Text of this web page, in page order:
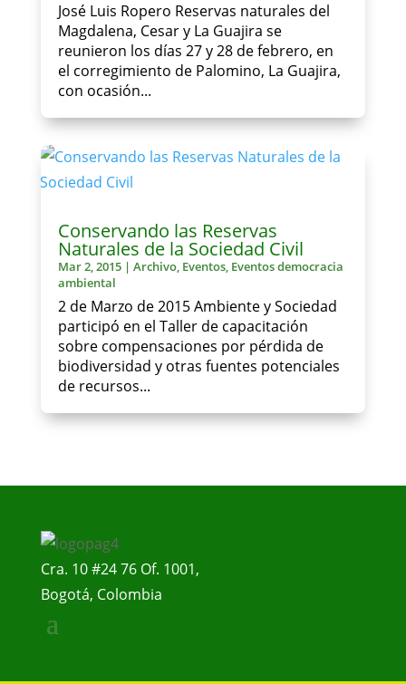
José Luis Ropero Reservas naturales del
Magdalena, Cesar y La Guajira se
reunieron los días 27 y 28 de febrero, en
el corregimiento de Palomino, La Guajira,
con ocasión...
Conservando las Reservas
Naturales de la Sociedad Civil
Mar 2, 2015| Archivo, Eventos, Eventos democracia
ambiental
2 de Marzo de 2015 Ambiente y Sociedad
participó en el Taller de capacitación
sobre compensaciones por pérdida de
biodiversidad y otras fuentes potenciales
de recursos...
Cra. 10 #24 76 Of. 1001,
Bogotá, Colombia